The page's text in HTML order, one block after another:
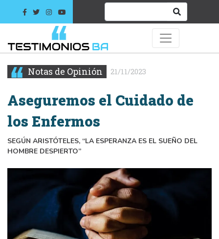
Notas de Opinión 21/11/2023
Aseguremos el Cuidado de
los Enfermos
SEGÚN ARISTÓTELES, “LA ESPERANZA ES EL SUEÑO DEL
HOMBRE DESPIERTO”